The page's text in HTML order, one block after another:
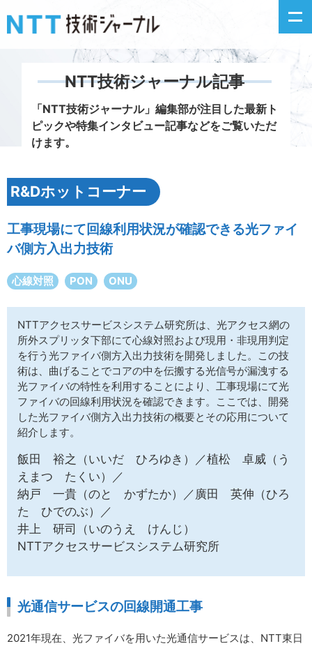
新着情報
掲載月毎記事
イベントカレンダー
問い合わせ
NTT技術ジャーナル記事
「NTT技術ジャーナル」編集部が注目した最新ト
ピックや特集インタビュー記事などをご覧いただ
けます。
R&Dホットコーナー
工事現場にて回線利用状況が確認できる光ファイ
バ側方入出力技術
心線対照 PON ONU
NTTアクセスサービスシステム研究所は、光アクセス網の
所外スプリッタ下部にて心線対照および現用・非現用判定
を行う光ファイバ側方入出力技術を開発しました。この技
術は、曲げることでコアの中を伝搬する光信号が漏洩する
光ファイバの特性を利用することにより、工事現場にて光
ファイバの回線利用状況を確認できます。ここでは、開発
した光ファイバ側方入出力技術の概要とその応用について
紹介します。
飯田 裕之（いいだ ひろゆき）／植松 卓威（う
えまつ たくい）／
納戸 一貴（のと かずたか）／廣田 英伸（ひろ
た ひでのぶ）／
井上 研司（いのうえ けんじ）
NTTアクセスサービスシステム研究所
光通信サービスの回線開通工事
2021年現在、光ファイバを用いた光通信サービスは、NTT東日